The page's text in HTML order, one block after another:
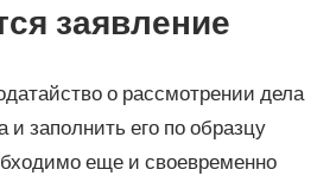
заявление
о рассмотрении дела
и заполнить его по образцу
еще и своевременно